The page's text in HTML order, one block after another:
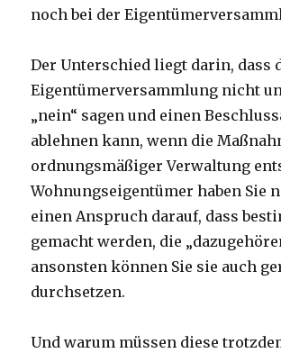
noch bei der
Der Unterschied liegt darin, dass
Eigentümerversammlung nicht
„nein“ sagen und einen
ablehnen kann, wenn die
ordnungsmäßiger Verwaltung
Wohnungseigentümer haben Sie
einen Anspruch darauf, dass
gemacht werden, die
ansonsten können Sie sie auch
durchsetzen.
Und warum müssen diese